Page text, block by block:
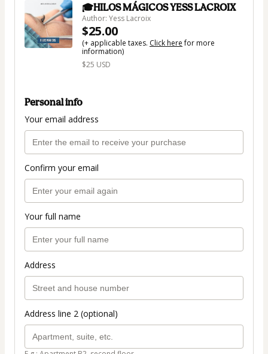
🎓HILOS MÁGICOS YESS LACROIX
Author: Yess Lacroix
$25.00
(+ applicable taxes. Click herefor more
information)
$25 USD
Personal info
Your email address
Confirm your email
Your full name
Address
Address line 2 (optional)